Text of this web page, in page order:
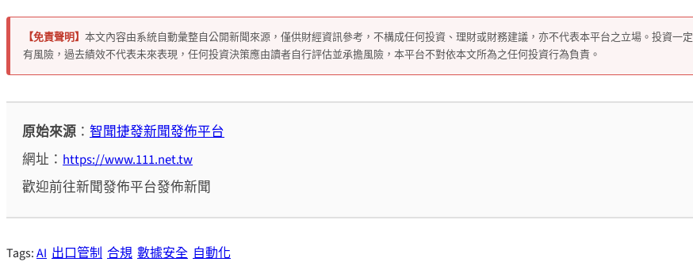
【免責聲明】 本文內容由系統自動彙整自公開新聞來源，僅供財經資訊參考，不構成任何投資、理財或財務建議，亦不代表本平台之立場。投資一定
有風險，過去績效不代表未來表現，任何投資決策應由讀者自行評估並承擔風險，本平台不對依本文所為之任何投資行為負責。
原始來源 ：智聞捷發新聞發佈平台
網址：https://www.111.net.tw
歡迎前往新聞發佈平台發佈新聞
Tags:AI 出口管制 合規 數據安全 自動化